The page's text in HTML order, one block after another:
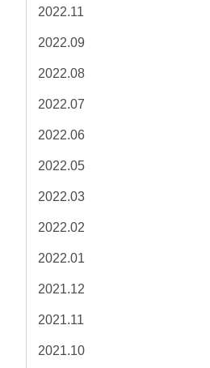
2022.11
2022.09
2022.08
2022.07
2022.06
2022.05
2022.03
2022.02
2022.01
2021.12
2021.11
2021.10